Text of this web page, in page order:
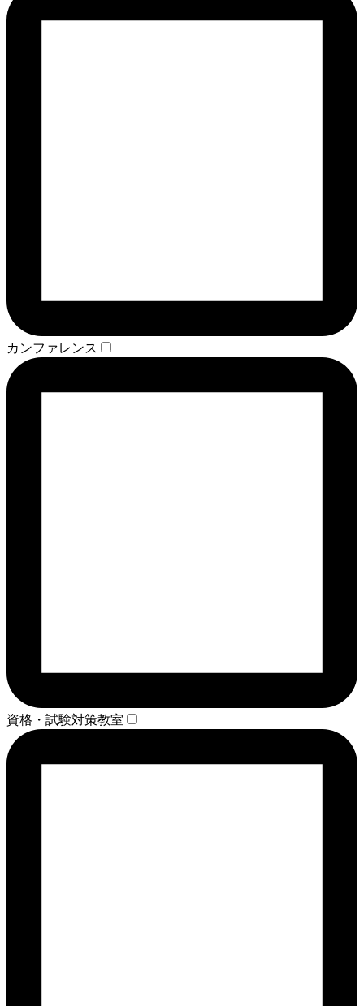
カンファレンス
資格・試験対策教室